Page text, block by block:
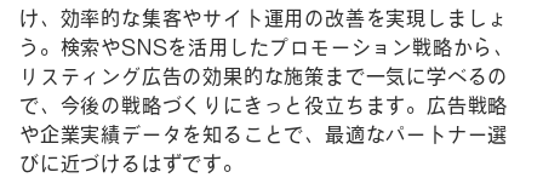
け、効率的な集客やサイト運用の改善を実現しましょ
う。検索やSNSを活用したプロモーション戦略から、
リスティング広告の効果的な施策まで一気に学べるの
で、今後の戦略づくりにきっと役立ちます。広告戦略
や企業実績データを知ることで、最適なパートナー選
びに近づけるはずです。